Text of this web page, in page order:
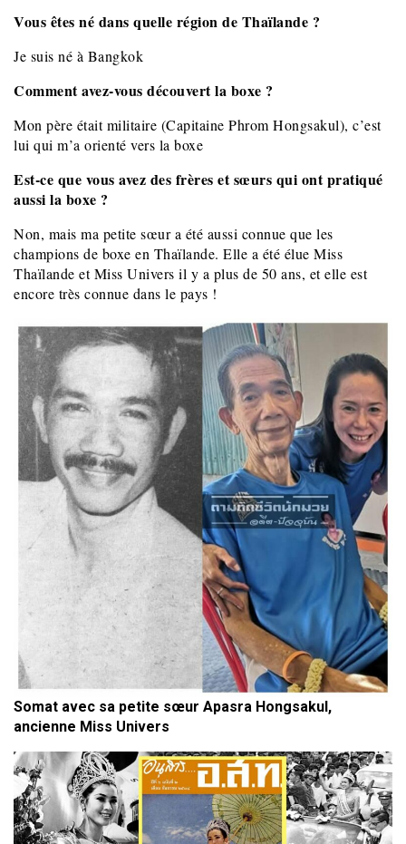
Vous êtes né dans quelle région de Thaïlande ?
Je suis né à Bangkok
Comment avez-vous découvert la boxe ?
Mon père était militaire (Capitaine Phrom Hongsakul), c’est
lui qui m’a orienté vers la boxe
Est-ce que vous avez des frères et sœurs qui ont pratiqué
aussi la boxe ?
Non, mais ma petite sœur a été aussi connue que les
champions de boxe en Thaïlande. Elle a été élue Miss
Thaïlande et Miss Univers il y a plus de 50 ans, et elle est
encore très connue dans le pays !
Somat avec sa petite sœur Apasra Hongsakul,
ancienne Miss Univers